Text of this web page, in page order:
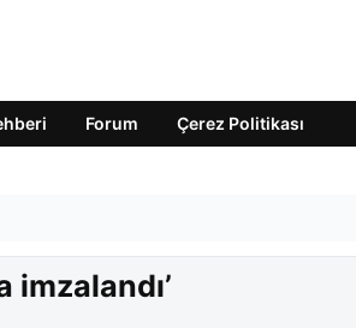
Forum Çerez Politikası
imzalandı’